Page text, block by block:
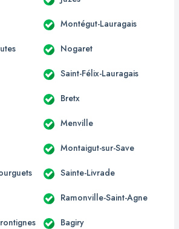
Montégut-Lauragais
Nogaret
Saint-Félix-Lauragais
Bretx
Menville
Montaigut-sur-Save
Sainte-Livrade
Ramonville-Saint-Agne
Bagiry